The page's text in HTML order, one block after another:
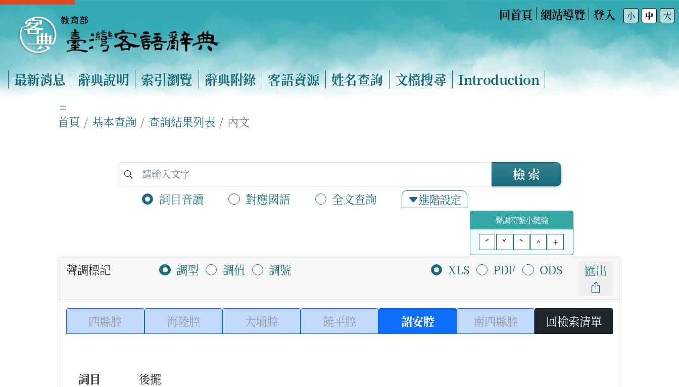
回首頁 網站導覽 登入 小 中 大
最新消息 辭典說明 索引瀏覽 辭典附錄 客語資源 姓名查詢 文檔搜尋 Introduction
:::
首頁 基本查詢 查詢結果列表 內文
詞目音讀 對應國語 全文查詢 進階設定
檢 索
聲調符號小鍵盤
ˊ
ˇ ˋ ^ +
聲調標記 調型 調值 調號 XLS PDF ODS 匯出
四縣腔 海陸腔 大埔腔 饒平腔 詔安腔 南四縣腔 回檢索清單
詞目
後擺